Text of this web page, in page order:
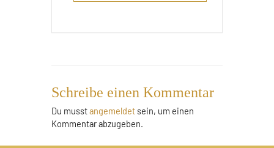
Schreibe einen Kommentar
Du musstangemeldet sein, um einen
Kommentar abzugeben.